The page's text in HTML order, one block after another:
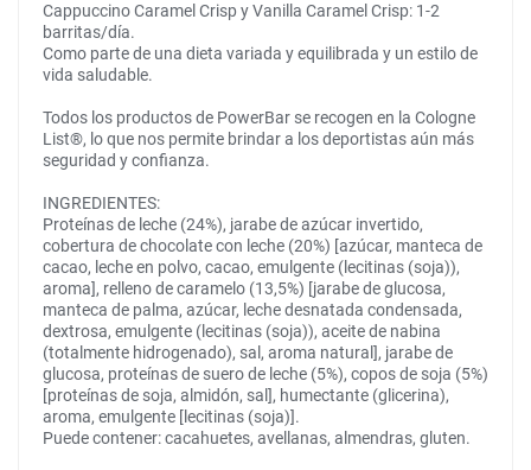
Cappuccino Caramel Crisp y Vanilla Caramel Crisp: 1-2
barritas/día.
Como parte de una dieta variada y equilibrada y un estilo de
vida saludable.
Todos los productos de PowerBar se recogen en la Cologne
List®, lo que nos permite brindar a los deportistas aún más
seguridad y confianza.
INGREDIENTES:
Proteínas de leche (24%), jarabe de azúcar invertido,
cobertura de chocolate con leche (20%) [azúcar, manteca de
cacao, leche en polvo, cacao, emulgente (lecitinas (soja)),
aroma], relleno de caramelo (13,5%) [jarabe de glucosa,
manteca de palma, azúcar, leche desnatada condensada,
dextrosa, emulgente (lecitinas (soja)), aceite de nabina
(totalmente hidrogenado), sal, aroma natural], jarabe de
glucosa, proteínas de suero de leche (5%), copos de soja (5%)
[proteínas de soja, almidón, sal], humectante (glicerina),
aroma, emulgente [lecitinas (soja)].
Puede contener: cacahuetes, avellanas, almendras, gluten.